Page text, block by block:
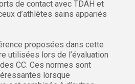
de contact avec TDAH et
d’athlètes sains appariés
proposées dans cette
utilisées lors de l’évaluation
CC. Ces normes sont
lorsque